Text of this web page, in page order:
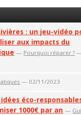
: un jeu-vidéo
aux impacts du
— Pourquoi réparer ? —
— 02/11/2023
idées éco-
1000€ par an —